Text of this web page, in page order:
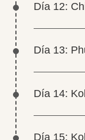
Día 12:
Día 13:
Día 14:
Día 15: